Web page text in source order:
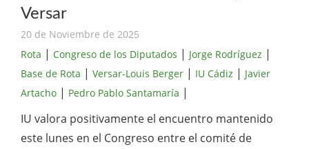
Versar
20 de Noviembre de 2025
Rota | Congreso de los Diputados | Jorge Rodríguez |
Base de Rota | Versar-Louis Berger | IU Cádiz | Javier
Artacho | Pedro Pablo Santamaría |
IU valora positivamente el encuentro mantenido
este lunes en el Congreso entre el comité de